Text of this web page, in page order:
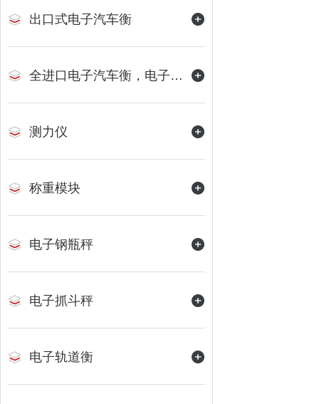
出口式电子汽车衡
全进口电子汽车衡，电子地磅
测力仪
称重模块
电子钢瓶秤
电子抓斗秤
电子轨道衡